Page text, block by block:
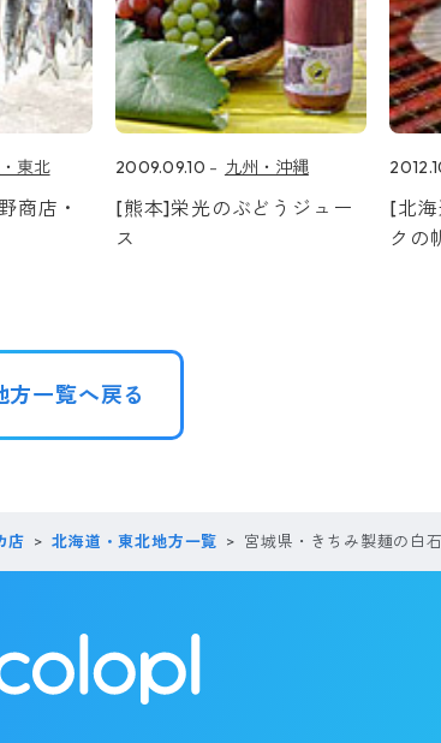
東北
商店・
2009.09.10 九州・沖縄
[熊本]栄光のぶどうジュー
ス
[北
クの
一覧へ戻る
店 北海道・東北地方一覧 宮城県・きちみ製麺の白